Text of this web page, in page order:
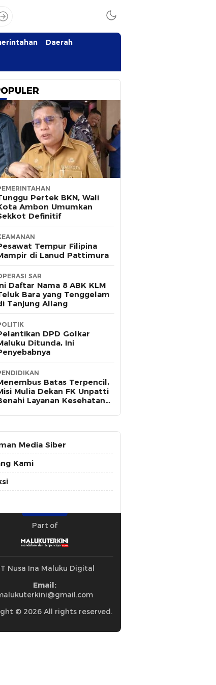
Daerah
Pertek BKN, Wali
Ambon Umumkan
Definitif
Tempur Filipina
di Lanud Pattimura
SAR
Daftar Nama 8 ABK KLM
Bara yang Tenggelam
Tanjung Allang
DPD Golkar
Ditunda, Ini
Batas Terpencil,
Mulia Dekan FK Unpatti
Layanan Kesehatan
Media Siber
Kami
Part of
Nusa Ina Maluku Digital
Email:
© 2026 All rights reserved.